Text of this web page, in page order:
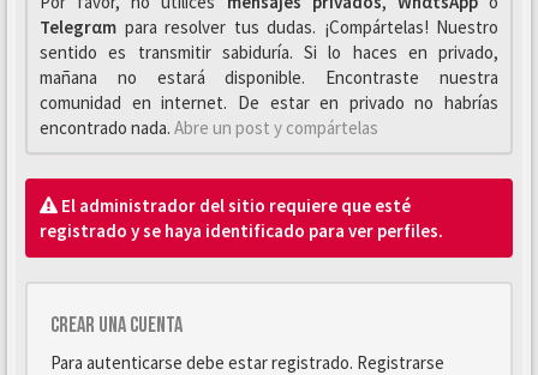
Telegrαm para resolver tus dudas. ¡Compártelas! Nuestro
sentido es transmitir sabiduría. Si lo haces en privado,
mañana no estará disponible. Encontraste nuestra
comunidad en internet. De estar en privado no habrías
encontrado nada. Abre un post y compártelas
El administrador del sitio requiere que esté
registrado y se haya identificado para ver perfiles.
Crear una cuenta
Para autenticarse debe estar registrado. Registrarse